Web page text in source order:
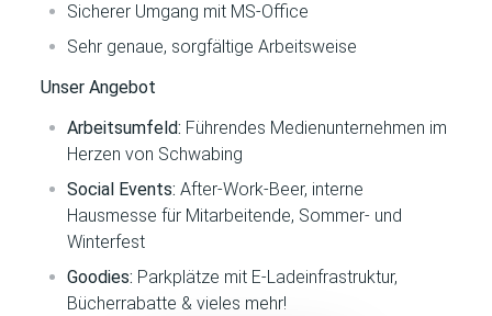
Sicherer Umgang mit MS-Office
Sehr genaue, sorgfältige Arbeitsweise
Unser Angebot
Arbeitsumfeld: Führendes Medienunternehmen im
Herzen von Schwabing
Social Events: After-Work-Beer, interne
Hausmesse für Mitarbeitende, Sommer- und
Winterfest
Goodies: Parkplätze mit E-Ladeinfrastruktur,
Bücherrabatte & vieles mehr!